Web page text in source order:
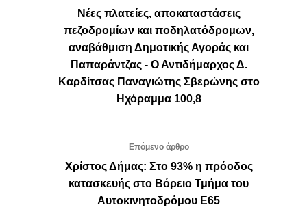
Νέες πλατείες, αποκαταστάσεις
πεζοδρομίων και ποδηλατόδρομων,
αναβάθμιση Δημοτικής Αγοράς και
Παπαράντζας - Ο Αντιδήμαρχος Δ.
Καρδίτσας Παναγιώτης Σβερώνης στο
Ηχόραμμα 100,8
Επόμενο άρθρο
Χρίστος Δήμας: Στο 93% η πρόοδος
κατασκευής στο Βόρειο Τμήμα του
Αυτοκινητοδρόμου Ε65